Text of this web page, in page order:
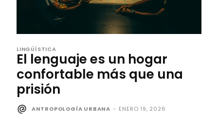
LINGÜÍSTICA
El lenguaje es un hogar
confortable más que una
prisión
ANTROPOLOGÍA URBANA - ENERO 19, 2026